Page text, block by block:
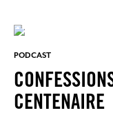
PODCAST
CENTENAIRE